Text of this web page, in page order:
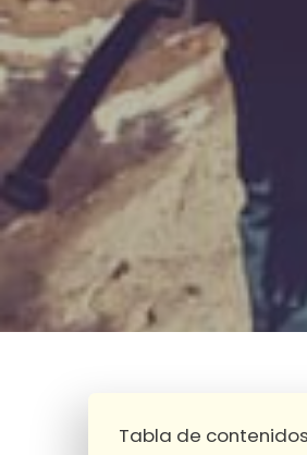
Tabla de contenidos